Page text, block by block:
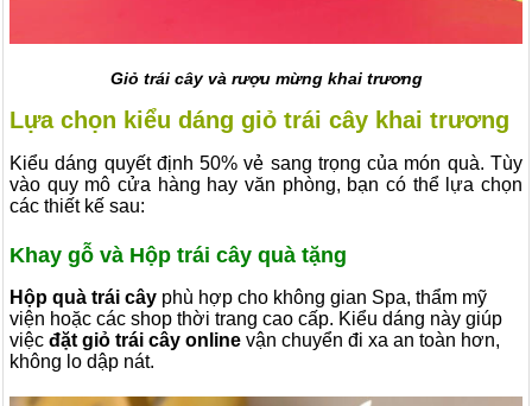
Giỏ trái cây và rượu mừng khai trương
Lựa chọn kiểu dáng giỏ trái cây khai trương
Kiểu dáng quyết định 50% vẻ sang trọng của món quà. Tùy
vào quy mô cửa hàng hay văn phòng, bạn có thể lựa chọn
các thiết kế sau:
Khay gỗ và Hộp trái cây quà tặng
Hộp quà trái cây phù hợp cho không gian Spa, thẩm mỹ
viện hoặc các shop thời trang cao cấp. Kiểu dáng này giúp
việc đặt giỏ trái cây online vận chuyển đi xa an toàn hơn,
không lo dập nát.